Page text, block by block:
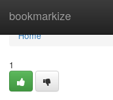
bookmarkize
Home
Home
1